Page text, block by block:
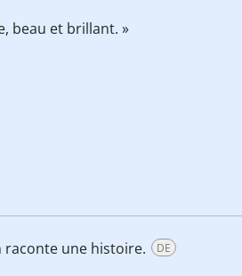
beau et brillant. »
raconte une histoire. DE